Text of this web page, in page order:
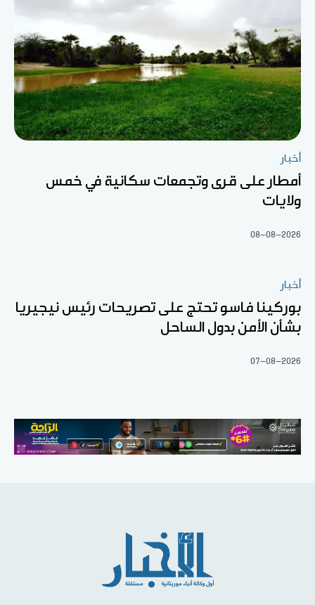
أخبار
أمطار على قرى وتجمعات سكانية في خمس
ولايات
08-08-2026
أخبار
بوركينا فاسو تحتج على تصريحات رئيس نيجيريا
بشأن الأمن بدول الساحل
07-08-2026